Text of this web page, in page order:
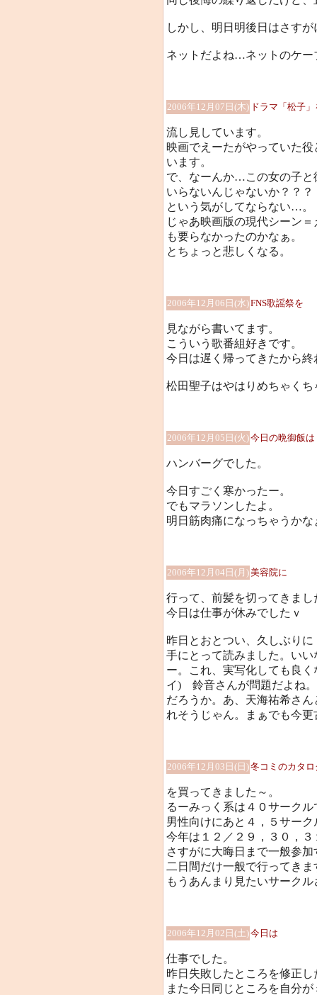
しかし、明日明後日はさす
ネットだよね…ネットのケ
2006年12月07日(木) ドラマ「松子」
流し見しています。
映画でえーたがやっていた
います。
で、なーんか…この女の子
いらないんじゃないか？？？
という気がしてならない…。
じゃあ映画版の現代シーン
も要らなかったのかなぁ。
とちょっと悲しくなる。
2006年12月06日(水)FNS歌謡祭を
見ながら書いてます。
こういう歌番組好きです。
今日は遅く帰ってきたから
松田聖子はやはりめちゃく
2006年12月05日(火)今日の晩御飯は
ハンバーグでした。
今日すごく寒かったー。
でもマラソンしたよ。
明日筋肉痛になっちゃうかな
2006年12月04日(月)美容院に
行って、前髪を切ってきまし
今日は仕事が休みでしたｖ
昨日とおとつい、久しぶり
手にとって読みました。い
ー。これ、実写化しても良
イ) 鈴音さんが問題だよね
だろうか。あ、天海祐希さ
れそうじゃん。まぁでも今
2006年12月03日(日)冬コミのカタロ
を買ってきました～。
るーみっく系は４０サークル
男性向けにあと４，５サー
今年は１２／２９，３０，
さすがに大晦日まで一般参
二日間だけ一般で行ってきま
もうあんまり見たいサーク
2006年12月02日(土)今日は
仕事でした。
昨日失敗したところを修正
また今日同じところを自分